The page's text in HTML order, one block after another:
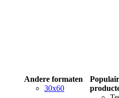
Andere formaten
30x60